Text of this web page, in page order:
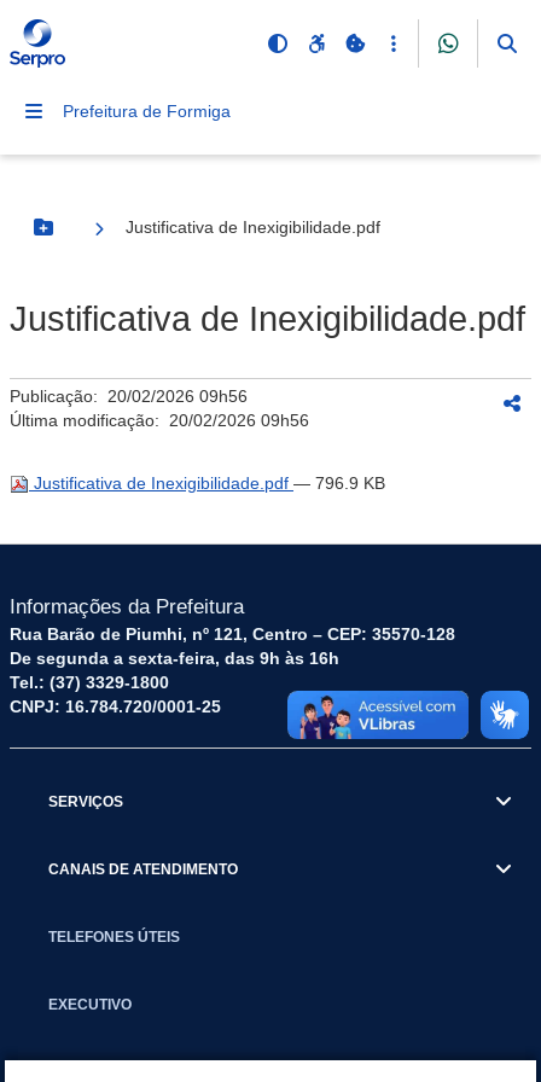
Prefeitura de Formiga
Botão Menu
Justificativa de Inexigibilidade.pdf
Justificativa de Inexigibilidade.pdf
Publicação: 20/02/2026 09h56
Última modificação: 20/02/2026 09h56
Justificativa de Inexigibilidade.pdf — 796.9 KB
Informações da Prefeitura
Rua Barão de Piumhi, nº 121, Centro – CEP: 35570-128
De segunda a sexta-feira, das 9h às 16h
Tel.: (37) 3329-1800
CNPJ: 16.784.720/0001-25
SERVIÇOS
CANAIS DE ATENDIMENTO
TELEFONES ÚTEIS
EXECUTIVO